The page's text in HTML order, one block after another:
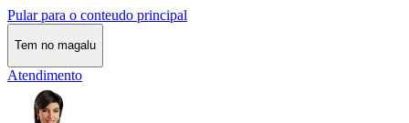
Pular para o conteudo principal
Tem no magalu
Atendimento